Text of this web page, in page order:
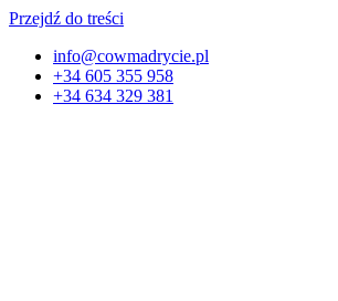
Przejdź do treści
info@cowmadrycie.pl
+34 605 355 958
+34 634 329 381​